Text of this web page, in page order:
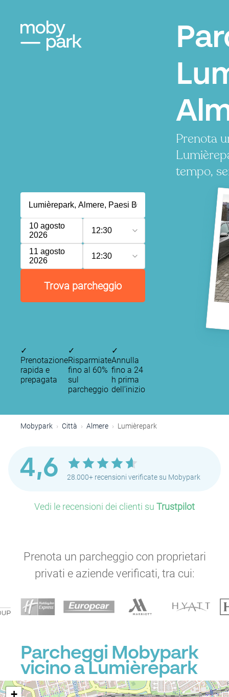
Prenota
tempo,
10 agosto
2026
12:30
11 agosto
2026
12:30
Trova parcheggio
✓
Prenotazione
rapida e
prepagata
✓
Risparmiate
fino al 60%
sul
parcheggio
✓
Annulla
fino a 24
h prima
dell’inizio
Mobypark Città Almere Lumièrepark
4,6 28.000+ recensioni verificate su Mobypark
Vedi le recensioni dei clienti su Trustpilot
Prenota un parcheggio con proprietari
privati e aziende verificati, tra cui:
Parcheggi Mobypark
vicino a Lumièrepark
+